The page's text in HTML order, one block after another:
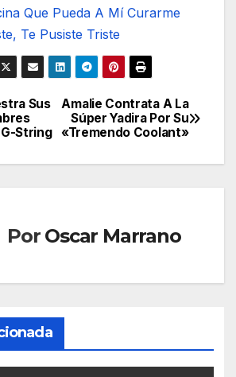
Que Pueda A Mí Curarme
Te Pusiste Triste
Amalie Contrata A La
Súper Yadira Por Su
«Tremendo Coolant»
Sus
G-String
Por Oscar Marrano